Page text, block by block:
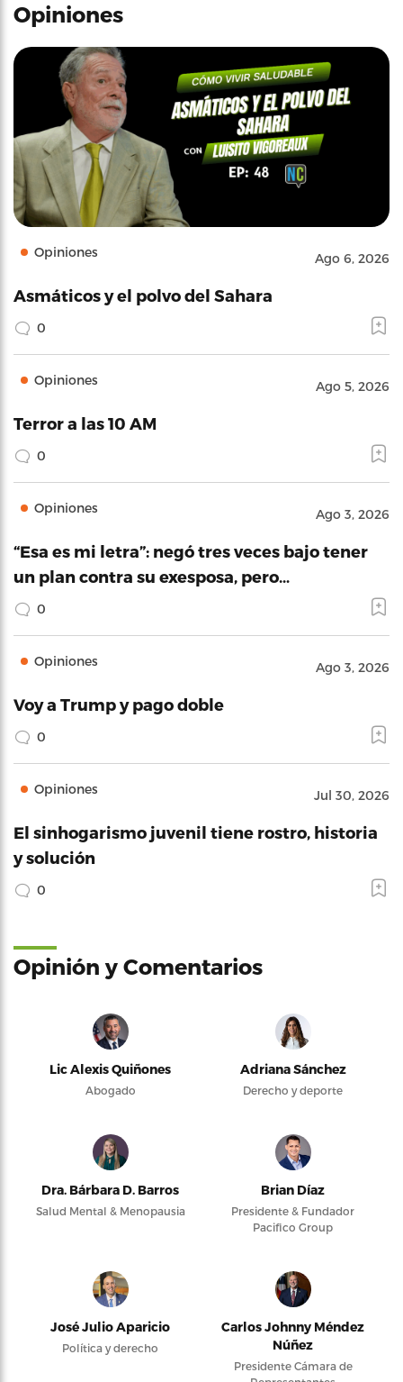
Opiniones
Opiniones Ago 6, 2026
Asmáticos y el polvo del Sahara
0
Opiniones Ago 5, 2026
Terror a las 10 AM
0
Opiniones Ago 3, 2026
“Esa es mi letra”: negó tres veces bajo tener
un plan contra su exesposa, pero…
0
Opiniones Ago 3, 2026
Voy a Trump y pago doble
0
Opiniones Jul 30, 2026
El sinhogarismo juvenil tiene rostro, historia
y solución
0
Opinión y Comentarios
Lic Alexis Quiñones
Abogado
Adriana Sánchez
Derecho y deporte
Dra. Bárbara D. Barros
Salud Mental & Menopausia
Brian Díaz
Presidente & Fundador
Pacifico Group
José Julio Aparicio
Política y derecho
Carlos Johnny Méndez
Núñez
Presidente Cámara de